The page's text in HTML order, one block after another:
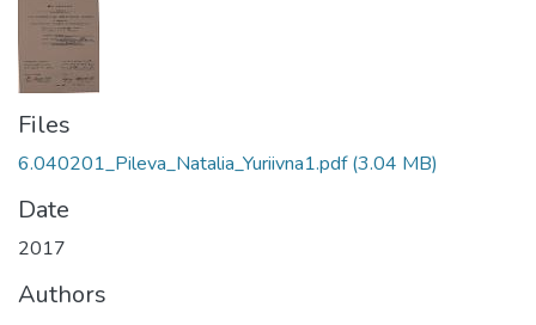
Files
6.040201_Pileva_Natalia_Yuriivna1.pdf(3.04 MB)
Date
2017
Authors